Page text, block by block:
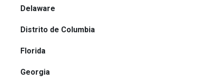
Delaware
Distrito de Columbia
Florida
Georgia